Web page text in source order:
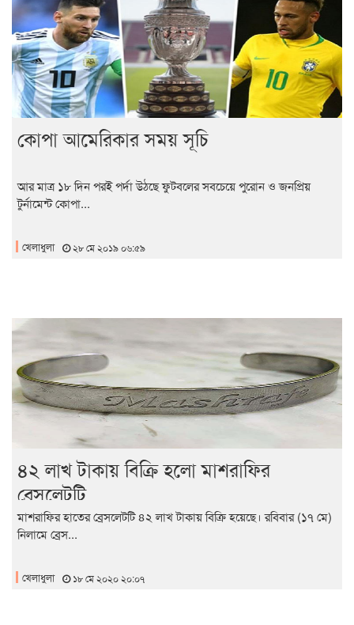
কোপা আমেরিকার সময় সূচি
আর মাত্র ১৮ দিন পরই পর্দা উঠছে ফুটবলের সবচেয়ে পুরোন ও জনপ্রিয়
টুর্নামেন্ট কোপা...
খেলাধুলা ২৮ মে ২০১৯ ০৬:৫৯
৪২ লাখ টাকায় বিক্রি হলো মাশরাফির
ব্রেসলেটটি
মাশরাফির হাতের ব্রেসলেটটি ৪২ লাখ টাকায় বিক্রি হয়েছে। রবিবার (১৭ মে)
নিলামে ব্রেস...
খেলাধুলা ১৮ মে ২০২০ ২০:০৭